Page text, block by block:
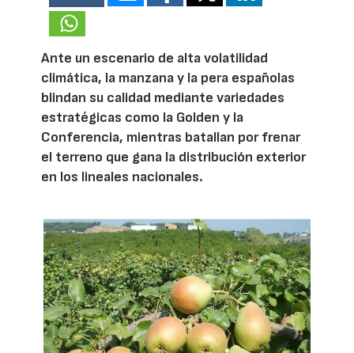
Ante un escenario de alta volatilidad
climática, la manzana y la pera españolas
blindan su calidad mediante variedades
estratégicas como la Golden y la
Conferencia, mientras batallan por frenar
el terreno que gana la distribución exterior
en los lineales nacionales.